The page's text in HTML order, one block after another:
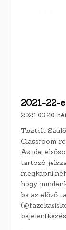
2021-22-
2021.09.20.
Tisztelt
Classroom
Az idei
tartozó
megkapni
hogy
ba az előző